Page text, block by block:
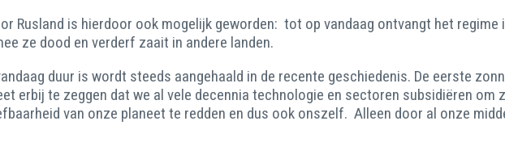
Rusland is hierdoor ook mogelijk geworden: tot op vandaag ontvangt het
ze dood en verderf zaait in andere landen.
duur is wordt steeds aangehaald in de recente geschiedenis. De eerste
erbij te zeggen dat we al vele decennia technologie en sectoren subsidiëren
van onze planeet te redden en dus ook onszelf. Alleen door al onze